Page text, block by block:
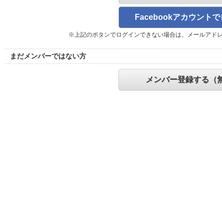
Facebookアカウントで
※上記のボタンでログインできない場合は、メールアド
まだメンバーではない方
メンバー登録する（